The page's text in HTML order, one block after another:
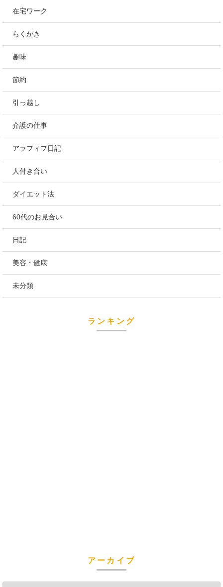
在宅ワーク
らくがき
趣味
節約
引っ越し
介護の仕事
アラフィフ日記
人付き合い
ダイエット法
60代のお見合い
日記
美容・健康
未分類
ランキング
アーカイブ